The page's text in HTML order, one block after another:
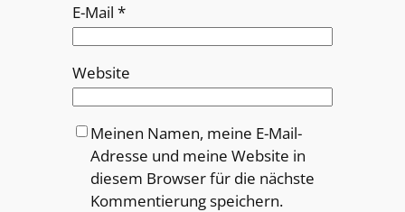
E-Mail *
Website
Meinen Namen, meine E-Mail-
Adresse und meine Website in
diesem Browser für die nächste
Kommentierung speichern.